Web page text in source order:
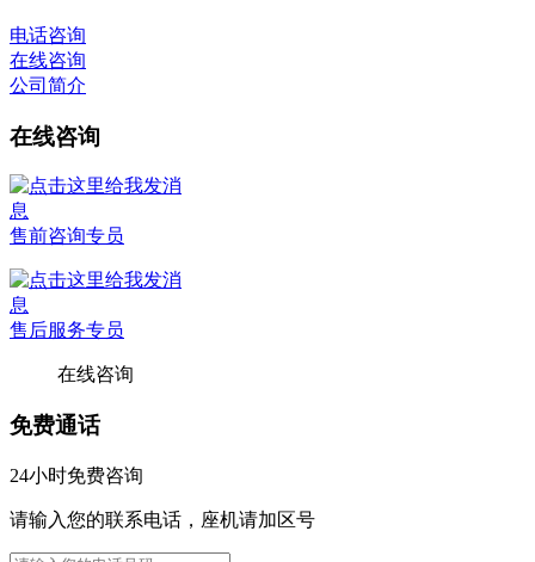
电话咨询
在线咨询
公司简介
在线咨询
售前咨询专员
售后服务专员
在线咨询
免费通话
24小时免费咨询
请输入您的联系电话，座机请加区号